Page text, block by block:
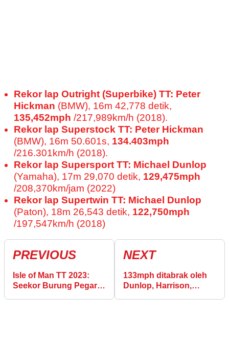
Rekor lap Outright (Superbike) TT: Peter
Hickman (BMW), 16m 42,778 detik,
135,452mph /217,989km/h (2018).
Rekor lap Superstock TT: Peter Hickman
(BMW), 16m 50.601s, 134.403mph
/216.301km/h (2018).
Rekor lap Supersport TT: Michael Dunlop
(Yamaha), 17m 29,070 detik, 129,475mph
/208,370km/jam (2022)
Rekor lap Supertwin TT: Michael Dunlop
(Paton), 18m 26,543 detik, 122,750mph
/197,547km/h (2018)
PREVIOUS
Isle of Man TT 2023:
Seekor Burung Pegar
NEXT
133mph ditabrak oleh
Dunlop, Harrison,